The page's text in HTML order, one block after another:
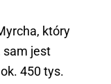
który
sam jest
450 tys.